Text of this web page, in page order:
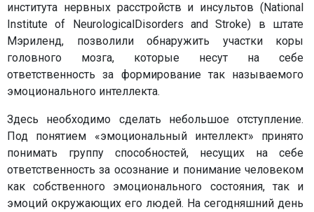
института нервных расстройств и инсультов (National
Institute of NeurologicalDisorders and Stroke) в штате
Мэриленд, позволили обнаружить участки коры
головного мозга, которые несут на себе
ответственность за формирование так называемого
эмоционального интеллекта.
Здесь необходимо сделать небольшое отступление.
Под понятием «эмоциональный интеллект» принято
понимать группу способностей, несущих на себе
ответственность за осознание и понимание человеком
как собственного эмоционального состояния, так и
эмоций окружающих его людей. На сегодняшний день